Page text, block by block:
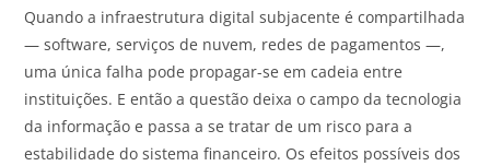
Quando a infraestrutura digital subjacente é compartilhada
— software, serviços de nuvem, redes de pagamentos —,
uma única falha pode propagar-se em cadeia entre
instituições. E então a questão deixa o campo da tecnologia
da informação e passa a se tratar de um risco para a
estabilidade do sistema financeiro. Os efeitos possíveis dos